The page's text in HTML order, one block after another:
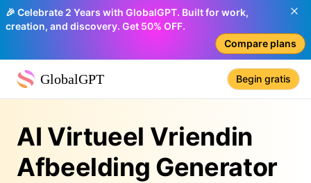
🎉 Celebrate 2 Years with GlobalGPT. Built for work,
creation, and discovery. Get 50% OFF.
Compare plans
GlobalGPT Begin gratis
AI Virtueel Vriendin
Afbeelding Generator